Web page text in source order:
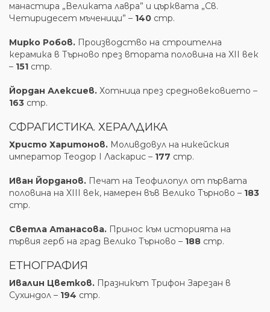
манастира „Великата лавра” и църквата „Св.
Четиридесет мъченици” – 140 стр.
Мирко Робов. Производство на строителна
керамика в Търново през втората половина на XII век
– 151 стр.
Йордан Алексиев. Хотница през средновековието –
163 стр.
СФРАГИСТИКА. ХЕРАЛДИКА
Христо Харитонов. Моливдовул на никейския
император Теодор І Ласкарис – 177 стр.
Иван Йорданов. Печат на Теофилопул от първата
половина на XIII век, намерен във Велико Търново – 183
стр.
Светла Атанасова. Принос към историята на
първия герб на град Велико Търново – 188 стр.
ЕТНОГРАФИЯ
Ивалин Цветков. Празникът Трифон Зарезан в
Сухиндол – 194 стр.